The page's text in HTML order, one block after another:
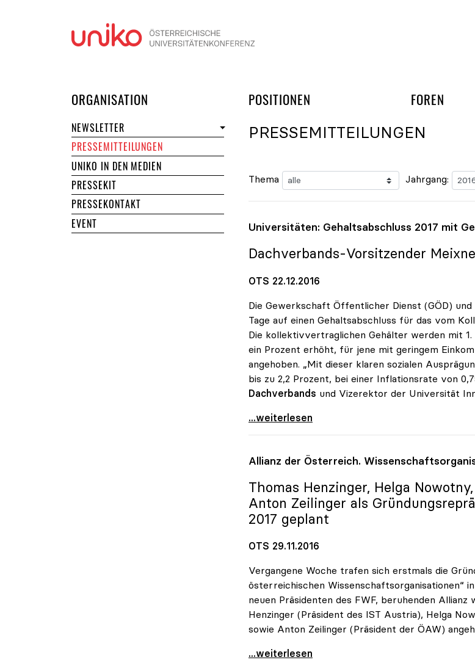
ORGANISATION POSITIONEN FOREN
NEWSLETTER
PRESSEMITTEILUNGEN
UNIKO IN DEN MEDIEN
PRESSEKIT
PRESSEKONTAKT
EVENT
PRESSEMITTEILUNGEN
Thema Jahrgang:
Universitäten: Gehaltsabschluss 2017 mit
Dachverbands-Vorsitzender
OTS 22.12.2016
Die Gewerkschaft Öffentlicher Dienst (GÖD) und
Tage auf einen Gehaltsabschluss für das vom
Die kollektivvertraglichen Gehälter werden mit
ein Prozent erhöht, für jene mit geringem
angehoben. „Mit dieser klaren sozialen
bis zu 2,2 Prozent, bei einer Inflationsrate von
Dachverbands und Vizerektor der Universität
Universitäten: Gehaltsabschluss 2017 mit
...weiterlesen
Allianz der Österreich.
Thomas Henzinger, Helga
Anton Zeilinger als
2017 geplant
OTS 29.11.2016
Vergangene Woche trafen sich erstmals die
österreichischen Wissenschaftsorganisationen“
neuen Präsidenten des FWF, beruhenden
Henzinger (Präsident des IST Austria), Helga
sowie Anton Zeilinger (Präsident der ÖAW)
Allianz der Österreich.
...weiterlesen